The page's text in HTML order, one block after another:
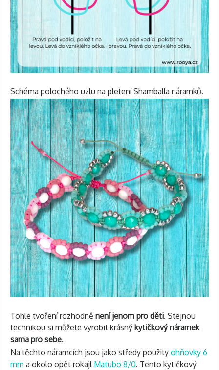
Schéma polochého uzlu na pletení Shamballa náramků.
Tohle tvoření rozhodně není jenom pro děti. Stejnou
technikou si můžete vyrobit krásný kytičkový náramek
sama pro sebe.
Na těchto náramcích jsou jako středy použity ohňovky 6
mm a okolo opět rokajl Matubo 8/0. Tento kytičkový